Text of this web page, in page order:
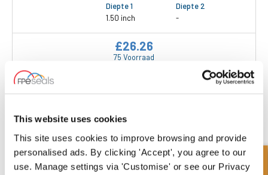
This website uses cookies
This site uses cookies to improve browsing and provide
personalised ads. By clicking 'Accept', you agree to our
use. Manage settings via 'Customise' or see our Privacy
Diepte 1
1.50 inch
Diepte 2
-
75 Voorraad
£26.26
SA450200-168
JCB : 904/20336 (90420336) JCB :
904/20140 (90420140)